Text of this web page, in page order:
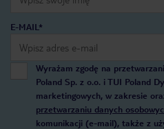
E-MAIL*
Wyrażam zgodę na
Poland Sp. z o.o. i TUI Poland
marketingowych, w zakresie
przetwarzaniu danych
komunikacji (e-mail), także z